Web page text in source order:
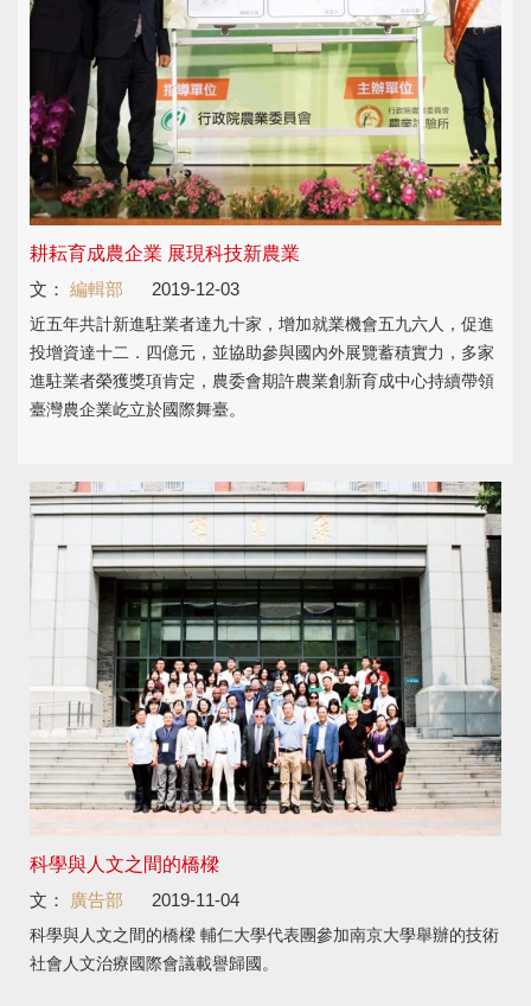
耕耘育成農企業 展現科技新農業
文： 編輯部 2019-12-03
近五年共計新進駐業者達九十家，增加就業機會五九六人，促進
投增資達十二．四億元，並協助參與國內外展覽蓄積實力，多家
進駐業者榮獲獎項肯定，農委會期許農業創新育成中心持續帶領
臺灣農企業屹立於國際舞臺。
科學與人文之間的橋樑
文：
廣告部 2019-11-04
科學與人文之間的橋樑 輔仁大學代表團參加南京大學舉辦的技術
社會人文治療國際會議載譽歸國。